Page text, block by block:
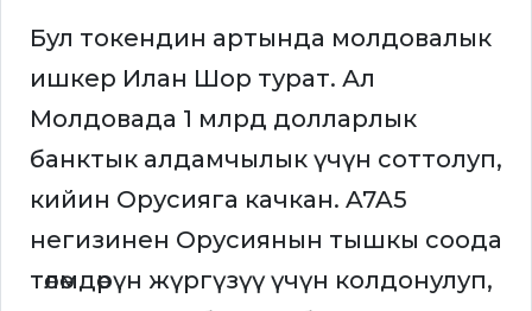
Бул токендин артында молдовалык
ишкер Илан Шор турат. Ал
Молдовада 1 млрд долларлык
банктык алдамчылык үчүн соттолуп,
кийин Орусияга качкан. A7A5
негизинен Орусиянын тышкы соода
төлөмдөрүн жүргүзүү үчүн колдонулуп,